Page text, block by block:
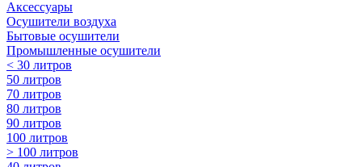
Аксессуары
Осушители воздуха
Бытовые осушители
Промышленные осушители
< 30 литров
50 литров
70 литров
80 литров
90 литров
100 литров
> 100 литров